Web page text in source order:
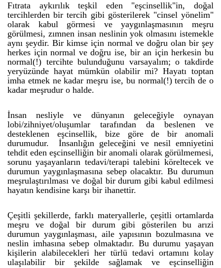
Fıtrata aykırılık teşkil eden "eşcinsellik"in, doğal
tercihlerden bir tercih gibi gösterilerek "cinsel yönelim"
olarak kabul görmesi ve yaygınlaşmasının meşru
görülmesi, zımnen insan neslinin yok olmasını istemekle
aynı şeydir. Bir kimse için normal ve doğru olan bir şey
herkes için normal ve doğru ise, bir an için herkesin bu
normal(!) tercihte bulunduğunu varsayalım; o takdirde
yeryüzünde hayat mümkün olabilir mi? Hayatı toptan
imha etmek ne kadar meşru ise, bu normal(!) tercih de o
kadar meşrudur o halde.
İnsan nesliyle ve dünyanın geleceğiyle oynayan
lobi/zihniyet/oluşumlar tarafından da beslenen ve
desteklenen eşcinsellik, bize göre de bir anomali
durumudur. İnsanlığın geleceğini ve nesil emniyetini
tehdit eden eşcinselliğin bir anomali olarak görülmemesi,
sorunu yaşayanların tedavi/terapi talebini köreltecek ve
durumun yaygınlaşmasına sebep olacaktır. Bu durumun
meşrulaştırılması ve doğal bir durum gibi kabul edilmesi
hayatın kendisine karşı bir ihanettir.
Çeşitli şekillerde, farklı materyallerle, çeşitli ortamlarda
meşru ve doğal bir durum gibi gösterilen bu arızi
durumun yaygınlaşması, aile yapısının bozulmasına ve
neslin imhasına sebep olmaktadır. Bu durumu yaşayan
kişilerin alabilecekleri her türlü tedavi ortamını kolay
ulaşılabilir bir şekilde sağlamak ve eşcinselliğin